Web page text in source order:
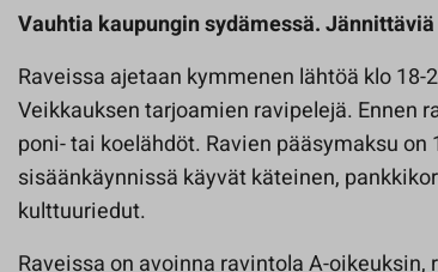
Vauhtia kaupungin sydämessä.
Raveissa ajetaan kymmenen lähtöä klo
Veikkauksen tarjoamien ravipelejä. Ennen
poni- tai koelähdöt. Ravien pääsymaksu
sisäänkäynnissä käyvät käteinen,
kulttuuriedut.
Raveissa on avoinna ravintola A-